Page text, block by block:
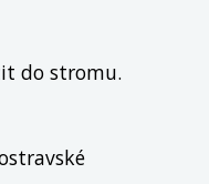
do stromu.